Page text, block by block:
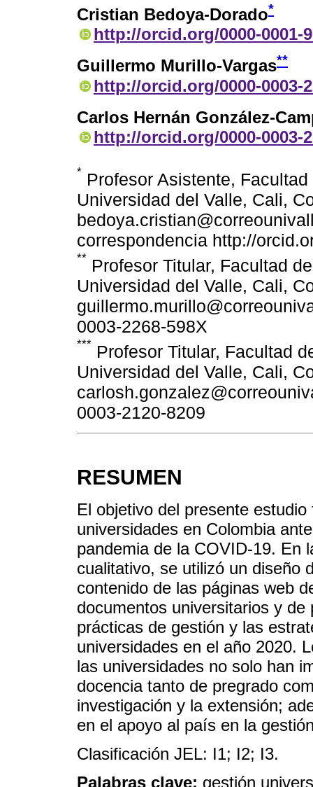
Cristian Bedoya-Dorado*
http://orcid.org/0000-0001-
Guillermo Murillo-Vargas**
http://orcid.org/0000-0003-
Carlos Hernán González-
http://orcid.org/0000-0003-
* Profesor Asistente,
Universidad del Valle, Cali,
correspondencia http://
** Profesor Titular, Facultad
Universidad del Valle, Cali,
0003-2268-598X
*** Profesor Titular, Facultad
Universidad del Valle, Cali,
0003-2120-8209
RESUMEN
El objetivo del presente
universidades en Colombia
pandemia de la COVID-19. En
cualitativo, se utilizó un diseño
contenido de las páginas web
documentos universitarios y
prácticas de gestión y las
universidades en el año 2020.
las universidades no solo han
docencia tanto de pregrado
investigación y la extensión;
en el apoyo al país en la
Clasificación JEL: I1; I2; I3.
Palabras clave: gestión